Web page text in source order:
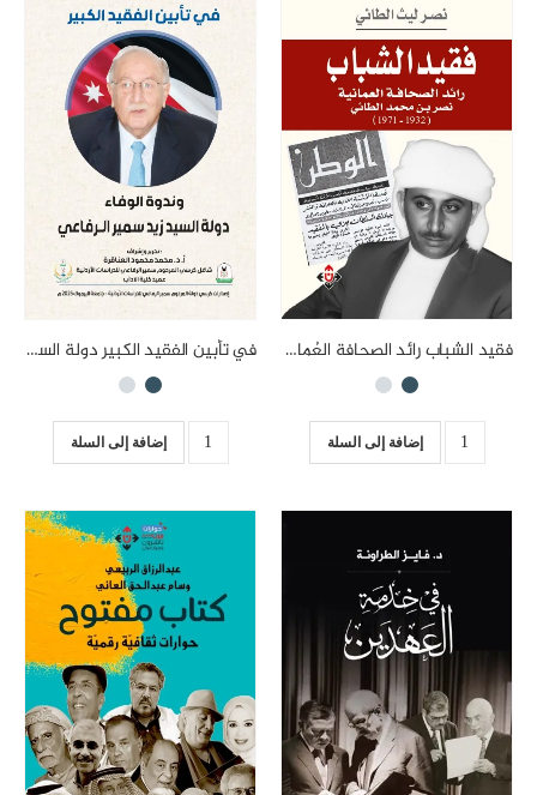
فقيد الشباب رائد الصحافة العُمانية نصر بن محمد الطائي (1932-1971)
إضافة إلى السلة
في تأبين الفقيد الكبير دولة السيد زيد سمير الرفاعي وندوة الوفاء
إضافة إلى السلة